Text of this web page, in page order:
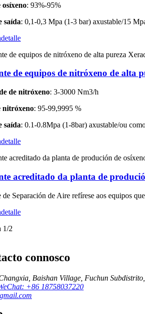
osíxeno: 93%-95%
saída: 0,1-0,3 Mpa (1-3 bar) axustable/15
detalle
de equipos de nitróxeno de alta
de nitróxeno: 3-3000 Nm3/h
nitróxeno: 95-99,9995 %
saída: 0.1-0.8Mpa (1-8bar) axustable/ou
detalle
acreditado da planta de
Separación de Aire refírese aos equipos
detalle
1/2
connosco
Baishan Village, Fuchun
+86 18758037220